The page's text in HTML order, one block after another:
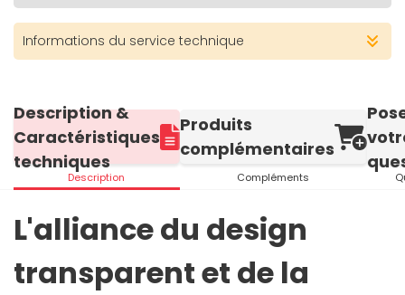
Informations du service technique
Description &
Caractéristiques
techniques
Description
Produits
complémentaires
Compléments
L'alliance du design
transparent et de la